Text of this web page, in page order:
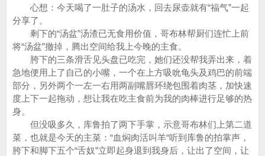
心想：今天喝了一肚子的汤水，回去尿壶就有“福气”一起
分享了。
剩下的“汤盆”汤渣已无食用价值，哥布林帮厨们连忙上前
将“汤盆”撤掉，腾出空间给我上今晚的主食。
胯下的三条滑舌见头盘已吃完，她们还没帮我弄出来，着
急地便用上了自己的小嘴，一个在上方吸吮龟头及鸡巴的前端
部分，另外两个一左一右用两副嘴唇环绕包围着肉茎，加快速
度上下一起拖动，想让我在吃主食前为我的肉棒进行足够的热
身。
但没吸多久，库鲁拍了两下手掌，示意哥布林们上第二道
菜，也就是今天的主菜：“血焖肉活叫羊“听到库鲁的拍掌声，
胯下和脚下五个“舌奴”立即起身退到我身后，让出了空间，让